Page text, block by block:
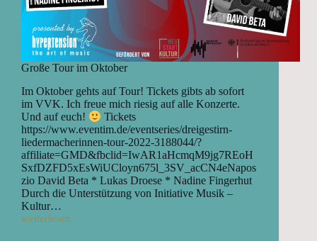
Große Tour im Oktober
Im Oktober gehts auf Tour! Tickets gibts ab sofort
im VVK. Ich freue mich riesig auf alle Konzerte.
Und auf euch!
Tickets
https://www.eventim.de/eventseries/dreigestirn-
liedermacherinnen-tour-2022-3188044/?
affiliate=GMD&fbclid=IwAR1aHcmqM9jg7REoH
SxfDZFD5xEsWiUCloyn675l_3SV_acCN4eNapos
zio David Beta * Lukas Droese * Nadine Fingerhut
Durch die Unterstützung von Initiative Musik –
Kultur…
weiterlesen
Große